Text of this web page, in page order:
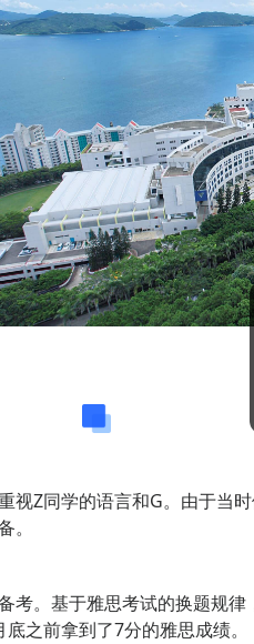
雅思和
视Z同学的语言和G。由于当
。
考。基于雅思考试的换题规
之前拿到了7分的雅思成绩。